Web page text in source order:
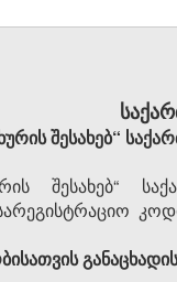
შესახებ“
შესახებ“
სარეგისტრაციო